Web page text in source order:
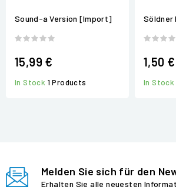
Sound-a Version [Import]
15,99 €
In Stock 1 Products
Söldner
1,50 €
In Stock
Melden Sie sich für den
Erhalten Sie alle neuesten